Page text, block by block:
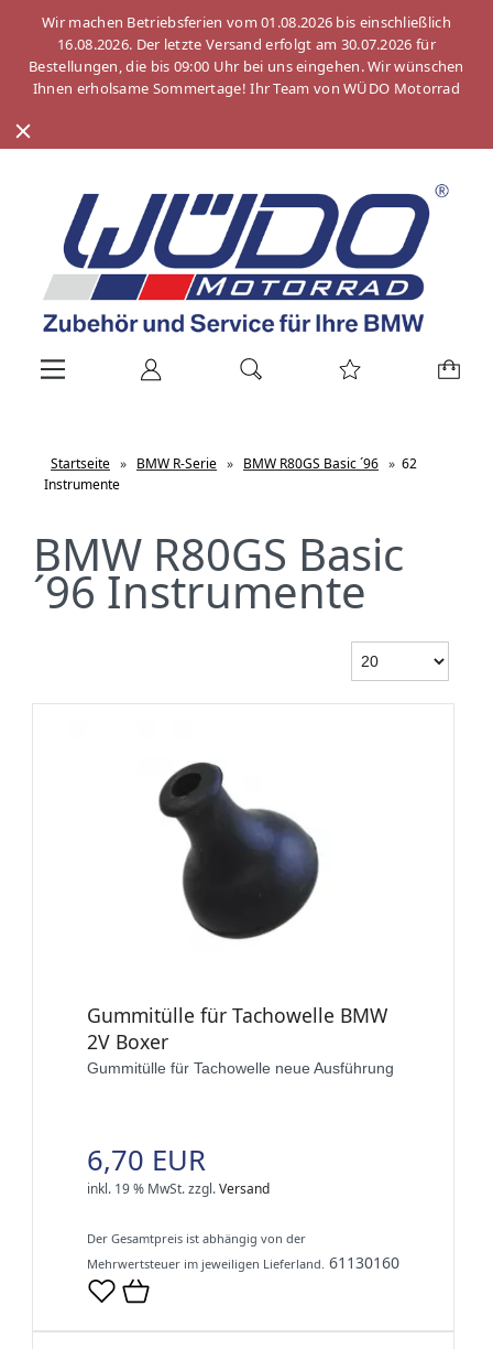
Wir machen Betriebsferien vom 01.08.2026 bis einschließlich
16.08.2026. Der letzte Versand erfolgt am 30.07.2026 für
Bestellungen, die bis 09:00 Uhr bei uns eingehen. Wir wünschen
Ihnen erholsame Sommertage! Ihr Team von WÜDO Motorrad
Startseite » BMW R-Serie » BMW R80GS Basic ´96 » 62
Instrumente
BMW R80GS Basic
´96 Instrumente
Gummitülle für Tachowelle BMW
2V Boxer
Gummitülle für Tachowelle neue Ausführung
6,70 EUR
inkl. 19 % MwSt.zzgl.Versand
Der Gesamtpreis ist abhängig von der
Mehrwertsteuer im jeweiligen Lieferland. 61130160